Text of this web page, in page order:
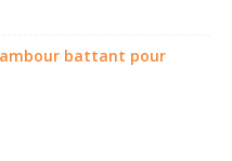
battant pour